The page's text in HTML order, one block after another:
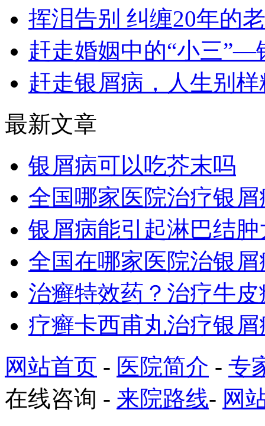
挥泪告别 纠缠20年的
赶走婚姻中的“小三”—
赶走银屑病，人生别
最新文章
银屑病可以吃芥末吗
全国哪家医院治疗银
银屑病能引起淋巴结
全国在哪家医院治银
治癣特效药？治疗牛
疗癣卡西甫丸治疗银
网站首页 - 医院简介 - 专
在线咨询 - 来院路线- 网